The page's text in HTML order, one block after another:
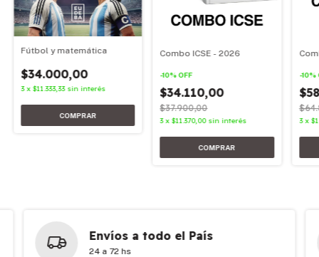
Fútbol y matemática
$34.000,00
3 x $11.333,33 sin interés
Combo ICSE - 2026
-10%OFF
$34.110,00
$37.900,00
3 x$11.370,00 sin interés
-10%
3 x
Envíos a todo el País
24 a 72 hs